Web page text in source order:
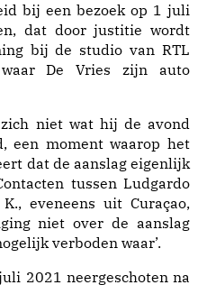
bij een bezoek op 1 juli
dat door justitie wordt
bij de studio van RTL
De Vries zijn auto
niet wat hij de avond
een moment waarop het
dat de aanslag eigenlijk
tussen Ludgardo
eveneens uit Curaçao,
niet over de aanslag
verboden waar’.
2021 neergeschoten na